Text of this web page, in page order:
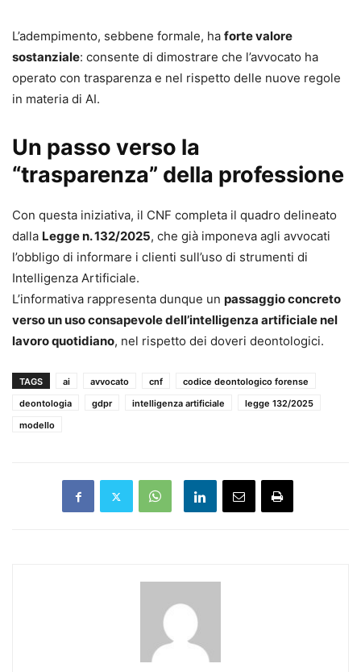
L’adempimento, sebbene formale, ha forte valore
sostanziale: consente di dimostrare che l’avvocato ha
operato con trasparenza e nel rispetto delle nuove regole
in materia di AI.
Un passo verso la
“trasparenza” della professione
Con questa iniziativa, il CNF completa il quadro delineato
dalla Legge n. 132/2025, che già imponeva agli avvocati
l’obbligo di informare i clienti sull’uso di strumenti di
Intelligenza Artificiale.
L’informativa rappresenta dunque un passaggio concreto
verso un uso consapevole dell’intelligenza artificiale nel
lavoro quotidiano, nel rispetto dei doveri deontologici.
TAGS ai avvocato cnf
codice deontologico forense
deontologia
gdpr intelligenza artificiale
legge 132/2025
modello